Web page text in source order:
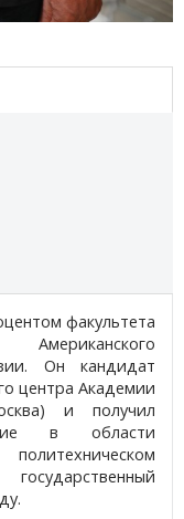
факультета
Он кандидат
центра Академии
и получил
в области